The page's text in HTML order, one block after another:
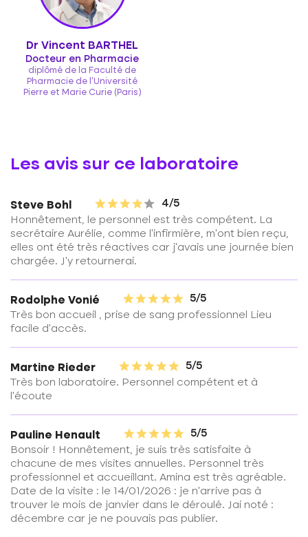
Dr Vincent BARTHEL
Docteur en Pharmacie
diplômé de la Faculté de
Pharmacie de l'Université
Pierre et Marie Curie (Paris)
Les avis sur ce laboratoire
Steve Bohl
4/5
Honnêtement, le personnel est très compétent. La
secrétaire Aurélie, comme l'infirmière, m'ont bien reçu,
elles ont été très réactives car j'avais une journée bien
chargée. J'y retournerai.
Rodolphe Vonié
5/5
Très bon accueil , prise de sang professionnel Lieu
facile d'accès.
Martine Rieder
5/5
Très bon laboratoire. Personnel compétent et à
l'écoute
Pauline Henault
5/5
Bonsoir ! Honnêtement, je suis très satisfaite à
chacune de mes visites annuelles. Personnel très
professionnel et accueillant. Amina est très agréable.
Date de la visite : le 14/01/2026 : je n'arrive pas à
trouver le mois de janvier dans le déroulé. Jai noté :
décembre car je ne pouvais pas publier.